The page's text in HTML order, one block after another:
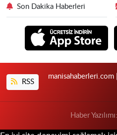
Son Dakika Haberleri
RSS
Haber Yazılımı: